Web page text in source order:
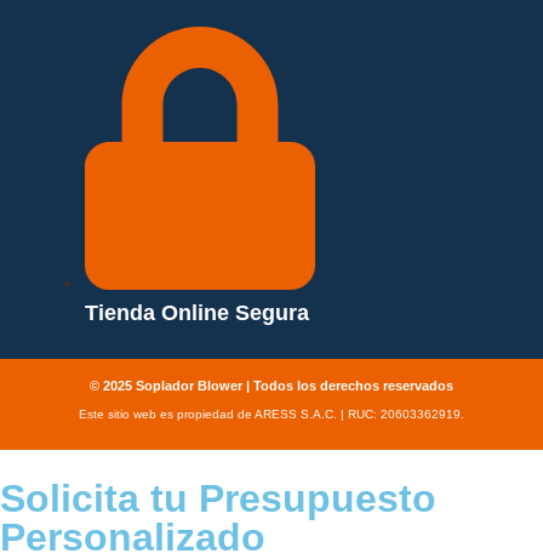
Tienda Online Segura
© 2025 Soplador Blower | Todos los derechos reservados
Este sitio web es propiedad de ARESS S.A.C. | RUC: 20603362919.
Solicita tu Presupuesto
Personalizado